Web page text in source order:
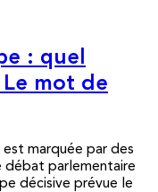
: quel
Le mot de
marquée par des
débat parlementaire
décisive prévue le